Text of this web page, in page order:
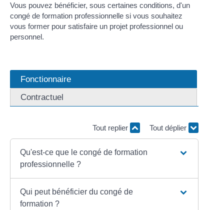
Vous pouvez bénéficier, sous certaines conditions, d'un
congé de formation professionnelle si vous souhaitez
vous former pour satisfaire un projet professionnel ou
personnel.
Fonctionnaire
Contractuel
Tout replier Tout déplier
Qu'est-ce que le congé de formation
professionnelle ?
Qui peut bénéficier du congé de
formation ?